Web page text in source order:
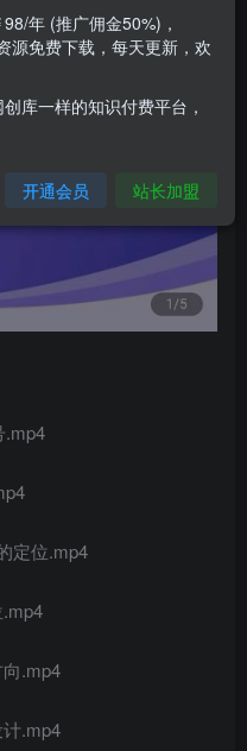
.mp4
定位.mp4
.mp4
.mp4
年 (推广佣金50%)，
源免费下载，每天更新，欢
库一样的知识付费平台，
开通会员 站长加盟